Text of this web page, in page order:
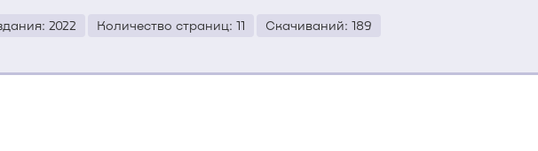
2022 Количество страниц: 11 Скачиваний: 189